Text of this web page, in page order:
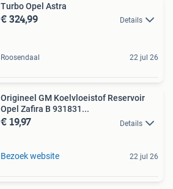
Turbo Opel Astra
€ 324,99 Details
Roosendaal 22 jul 26
Origineel GM Koelvloeistof Reservoir
Opel Zafira B 931831...
€ 19,97 Details
Bezoek website 22 jul 26